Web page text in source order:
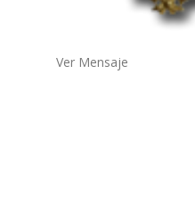
Ver Mensaje